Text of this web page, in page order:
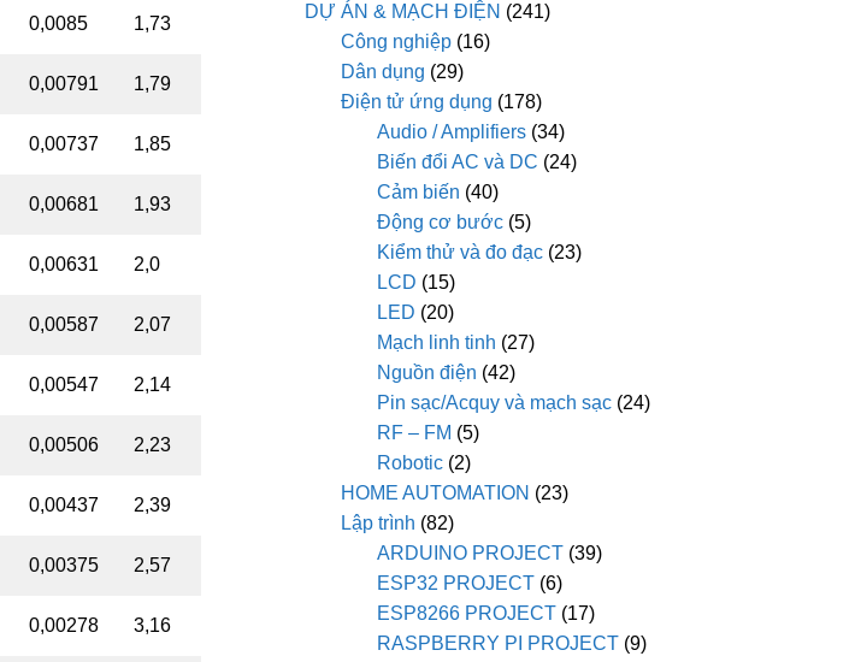
0,0085 1,73
0,00791 1,79
0,00737 1,85
0,00681 1,93
0,00631 2,0
0,00587 2,07
0,00547 2,14
0,00506 2,23
0,00437 2,39
0,00375 2,57
0,00278 3,16
DỰ ÁN & MẠCH ĐIỆN (241)
Công nghiệp (16)
Dân dụng (29)
Điện tử ứng dụng (178)
Audio / Amplifiers (34)
Biến đổi AC và DC (24)
Cảm biến (40)
Động cơ bước (5)
Kiểm thử và đo đạc (23)
LCD (15)
LED (20)
Mạch linh tinh (27)
Nguồn điện (42)
Pin sạc/Acquy và mạch sạc (24)
RF – FM (5)
Robotic (2)
HOME AUTOMATION (23)
Lập trình (82)
ARDUINO PROJECT (39)
ESP32 PROJECT (6)
ESP8266 PROJECT (17)
RASPBERRY PI PROJECT (9)